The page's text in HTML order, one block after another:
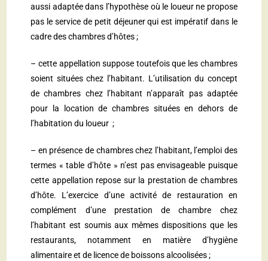
aussi adaptée dans l’hypothèse où le loueur ne propose
pas le service de petit déjeuner qui est impératif dans le
cadre des chambres d’hôtes ;
– cette appellation suppose toutefois que les chambres
soient situées chez l’habitant. L’utilisation du concept
de chambres chez l’habitant n’apparaît pas adaptée
pour la location de chambres situées en dehors de
l’habitation du loueur ;
– en présence de chambres chez l’habitant, l’emploi des
termes « table d’hôte » n’est pas envisageable puisque
cette appellation repose sur la prestation de chambres
d’hôte. L’exercice d’une activité de restauration en
complément d’une prestation de chambre chez
l’habitant est soumis aux mêmes dispositions que les
restaurants, notamment en matière d’hygiène
alimentaire et de licence de boissons alcoolisées ;